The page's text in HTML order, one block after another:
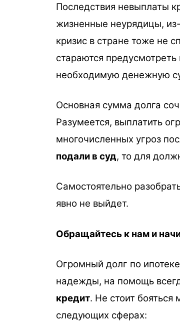
Последствия невыплаты
жизненные неурядицы,
кризис в стране тоже не
стараются
необходимую денежную
Основная сумма долга
Разумеется, выплатить
многочисленных угроз
подали в суд, то для
Самостоятельно
явно не выйдет.
Обращайтесь к нам и
Огромный долг по
надежды, на помощь
кредит. Не стоит
следующих сферах: